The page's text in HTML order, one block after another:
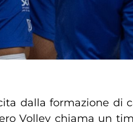
dalla formazione di
Volley chiama un